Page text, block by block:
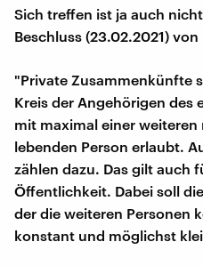
Sich treffen ist ja auch
Beschluss (23.02.2021)
"Private Zusammenkünfte
Kreis der Angehörigen des
mit maximal einer
lebenden Person erlaubt.
zählen dazu. Das gilt auch
Öffentlichkeit. Dabei soll
der die weiteren Personen
konstant und möglichst